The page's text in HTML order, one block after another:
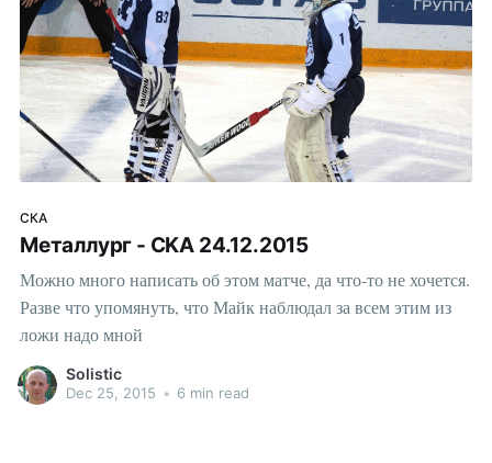
СКА
Металлург - CKA 24.12.2015
Можно много написать об этом матче, да что-то не хочется.
Разве что упомянуть, что Майк наблюдал за всем этим из
ложи надо мной
Solistic
Dec 25, 2015 • 6 min read